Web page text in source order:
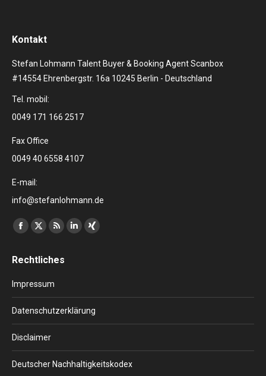
Kontakt
Stefan Lohmann Talent Buyer & Booking Agent Scanbox
#14554 Ehrenbergstr. 16a 10245 Berlin - Deutschland
Tel. mobil:
0049 171 166 2517
Fax Office
0049 40 6558 4107
E-mail:
info@stefanlohmann.de
Finden Sie uns auf:
Facebook
opens
new
window
X
opens
new
window
RSS
opens
new
window
Linkedin
new
window
XING
new
window
Rechtliches
Impressum
Datenschutzerklärung
Disclaimer
Deutscher Nachhaltigkeitskodex